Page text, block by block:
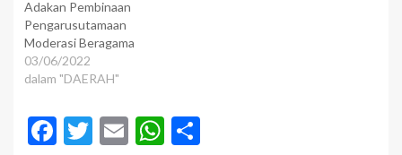
Adakan Pembinaan
Pengarusutamaan
Moderasi Beragama
03/06/2022
dalam "DAERAH"
Facebook
Twitter
EmailWhatsApp